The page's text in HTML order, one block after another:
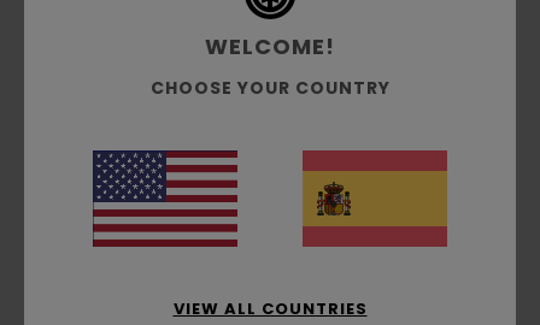
Envíos y Devoluciones
Reseñas de los clientes
Puntuación media
5.0
WELCOME!
CHOOSE YOUR COUNTRY
VIEW ALL COUNTRIES